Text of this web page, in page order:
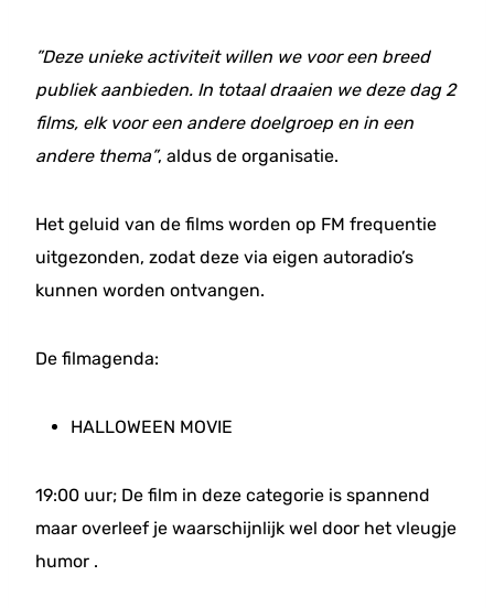
”Deze unieke activiteit willen we voor een breed
publiek aanbieden. In totaal draaien we deze dag 2
films, elk voor een andere doelgroep en in een
andere thema”, aldus de organisatie.
Het geluid van de films worden op FM frequentie
uitgezonden, zodat deze via eigen autoradio’s
kunnen worden ontvangen.
De filmagenda:
HALLOWEEN MOVIE
19:00 uur; De film in deze categorie is spannend
maar overleef je waarschijnlijk wel door het vleugje
humor .